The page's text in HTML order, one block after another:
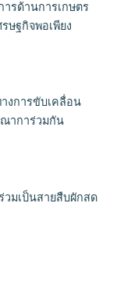
รด้านการเกษตร
ษฐกิจพอเพียง
งการขับเคลื่อน
าการ่วมกัน
วมเป็นสายสืบผักสด